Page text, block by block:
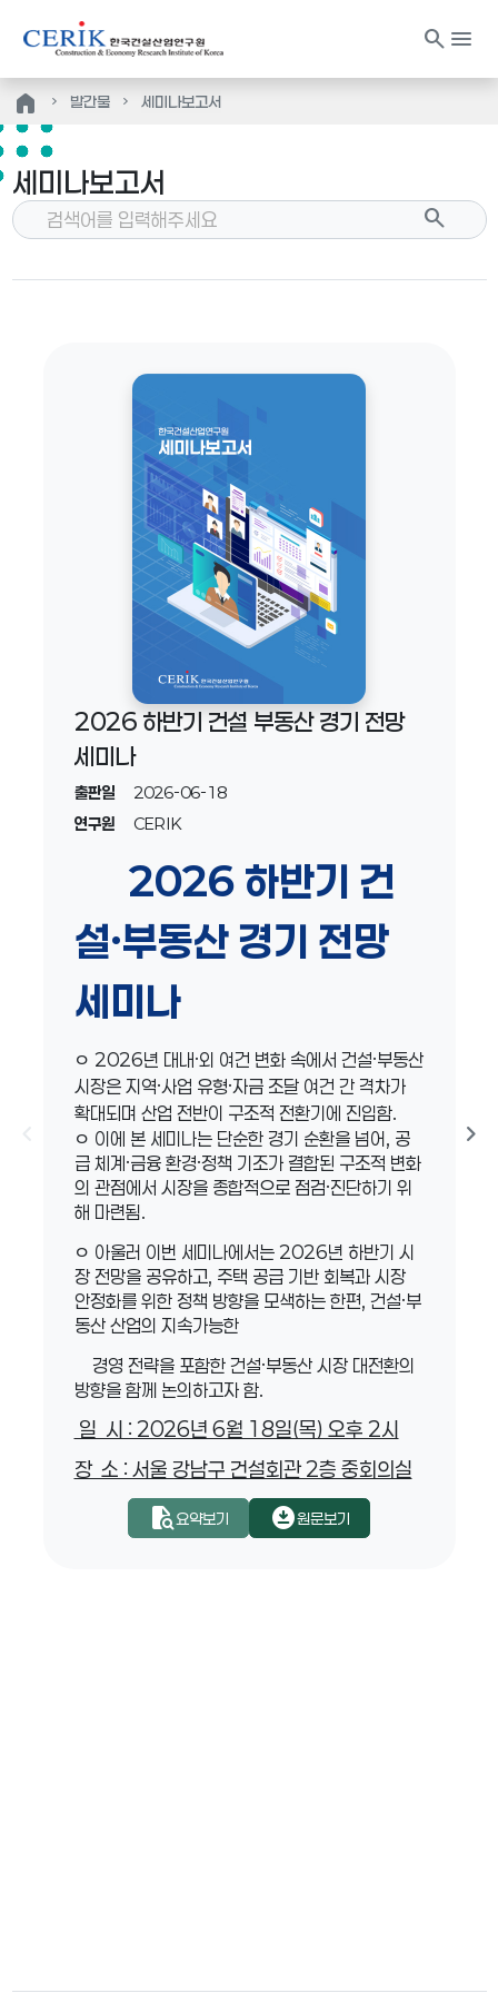
search menu
home 발간물 세미나보고서
세미나보고서
search
2026 하반기 건설 부동산 경기 전망
세미나
출판일
2026-06-18
연구원
CERIK
2026 하반기 건
설·부동산 경기 전망
세미나
ㅇ 2026년 대내·외 여건 변화 속에서 건설·부동산
시장은 지역·사업 유형·자금 조달 여건 간 격차가
확대되며 산업 전반이 구조적 전환기에 진입함.
ㅇ 이에 본 세미나는 단순한 경기 순환을 넘어, 공
급 체계·금융 환경·정책 기조가 결합된 구조적 변화
의 관점에서 시장을 종합적으로 점검·진단하기 위
해 마련됨.
ㅇ 아울러 이번 세미나에서는 2026년 하반기 시
장 전망을 공유하고, 주택 공급 기반 회복과 시장
안정화를 위한 정책 방향을 모색하는 한편, 건설·부
동산 산업의 지속가능한
경영 전략을 포함한 건설·부동산 시장 대전환의
방향을 함께 논의하고자 함.
일 시 : 2026년 6월 18일(목) 오후 2시
장 소 : 서울 강남구 건설회관 2층 중회의실
document_search 요약보기 download_for_offline원문보기
chevron_right